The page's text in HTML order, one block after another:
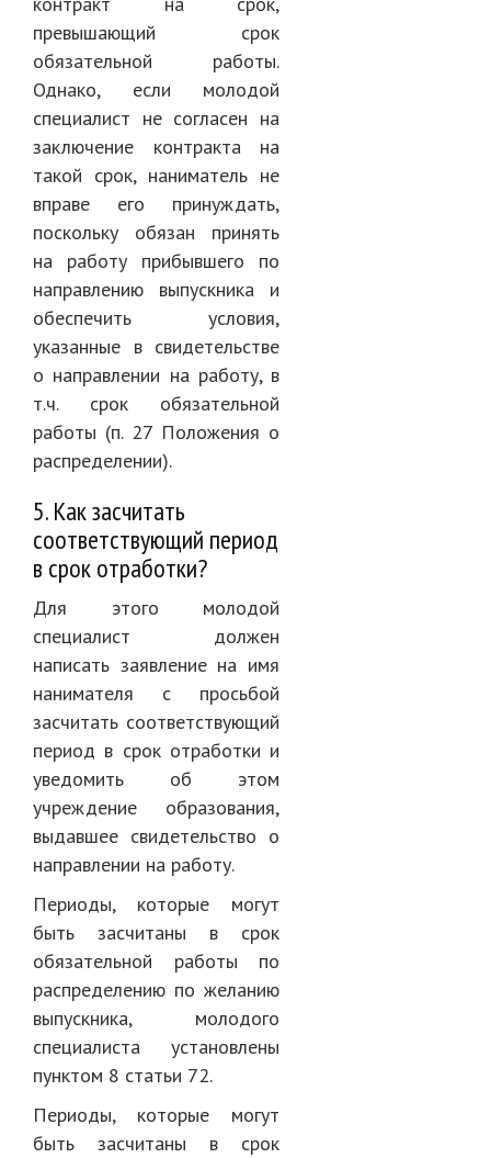
превышающий срок
обязательной работы.
Однако, если молодой
специалист не согласен на
заключение контракта на
такой срок, наниматель не
вправе его принуждать,
поскольку обязан принять
на работу прибывшего по
направлению выпускника и
обеспечить условия,
указанные в свидетельстве
о направлении на работу, в
т.ч. срок обязательной
работы (п. 27 Положения о
распределении).
5. Как засчитать
соответствующий период
в срок отработки?
Для этого молодой
специалист должен
написать заявление на имя
нанимателя с просьбой
засчитать соответствующий
период в срок отработки и
уведомить об этом
учреждение образования,
выдавшее свидетельство о
направлении на работу.
Периоды, которые могут
быть засчитаны в срок
обязательной работы по
распределению по желанию
выпускника, молодого
специалиста установлены
пунктом 8 статьи 72.
Периоды, которые могут
быть засчитаны в срок